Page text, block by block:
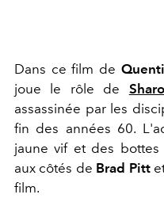
Dans ce film de
joue le rôle de
assassinée par les
fin des années 60.
jaune vif et des bottes
aux côtés de Brad Pitt
film.